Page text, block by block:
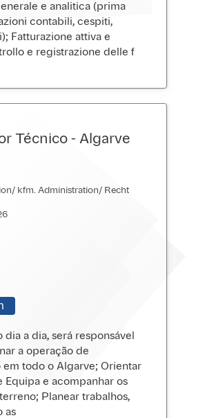
e analitica (prima
contabili, cespiti,
Fatturazione attiva e
e registrazione delle f
Técnico - Algarve
kfm. Administration/ Recht
dia a dia, será responsável
a operação de
em todo o Algarve; Orientar
Equipa e acompanhar os
Planear trabalhos,
as